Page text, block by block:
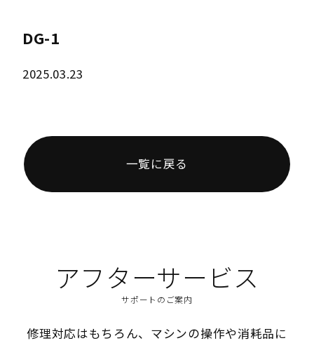
DG-1
2025.03.23
一覧に戻る
アフターサービス
サポートのご案内
修理対応はもちろん、マシンの操作や消耗品に